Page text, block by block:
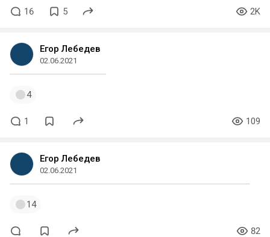
16 5 2K
Егор Лебедев
02.06.2021
4
1 109
Егор Лебедев
02.06.2021
14
82